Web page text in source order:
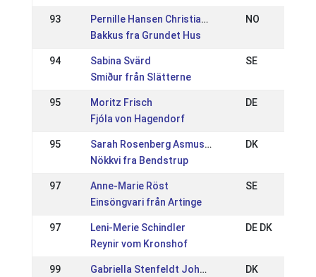
93
Pernille Hansen Christiansen
Bakkus fra Grundet Hus
NO
94
Sabina Svärd
Smiður från Slätterne
SE
95
Moritz Frisch
Fjóla von Hagendorf
DE
95
Sarah Rosenberg Asmussen
Nökkvi fra Bendstrup
DK
97
Anne-Marie Röst
Einsöngvari från Artinge
SE
97
Leni-Merie Schindler
Reynir vom Kronshof
DE DK
99 Gabriella Stenfeldt Johansen DK